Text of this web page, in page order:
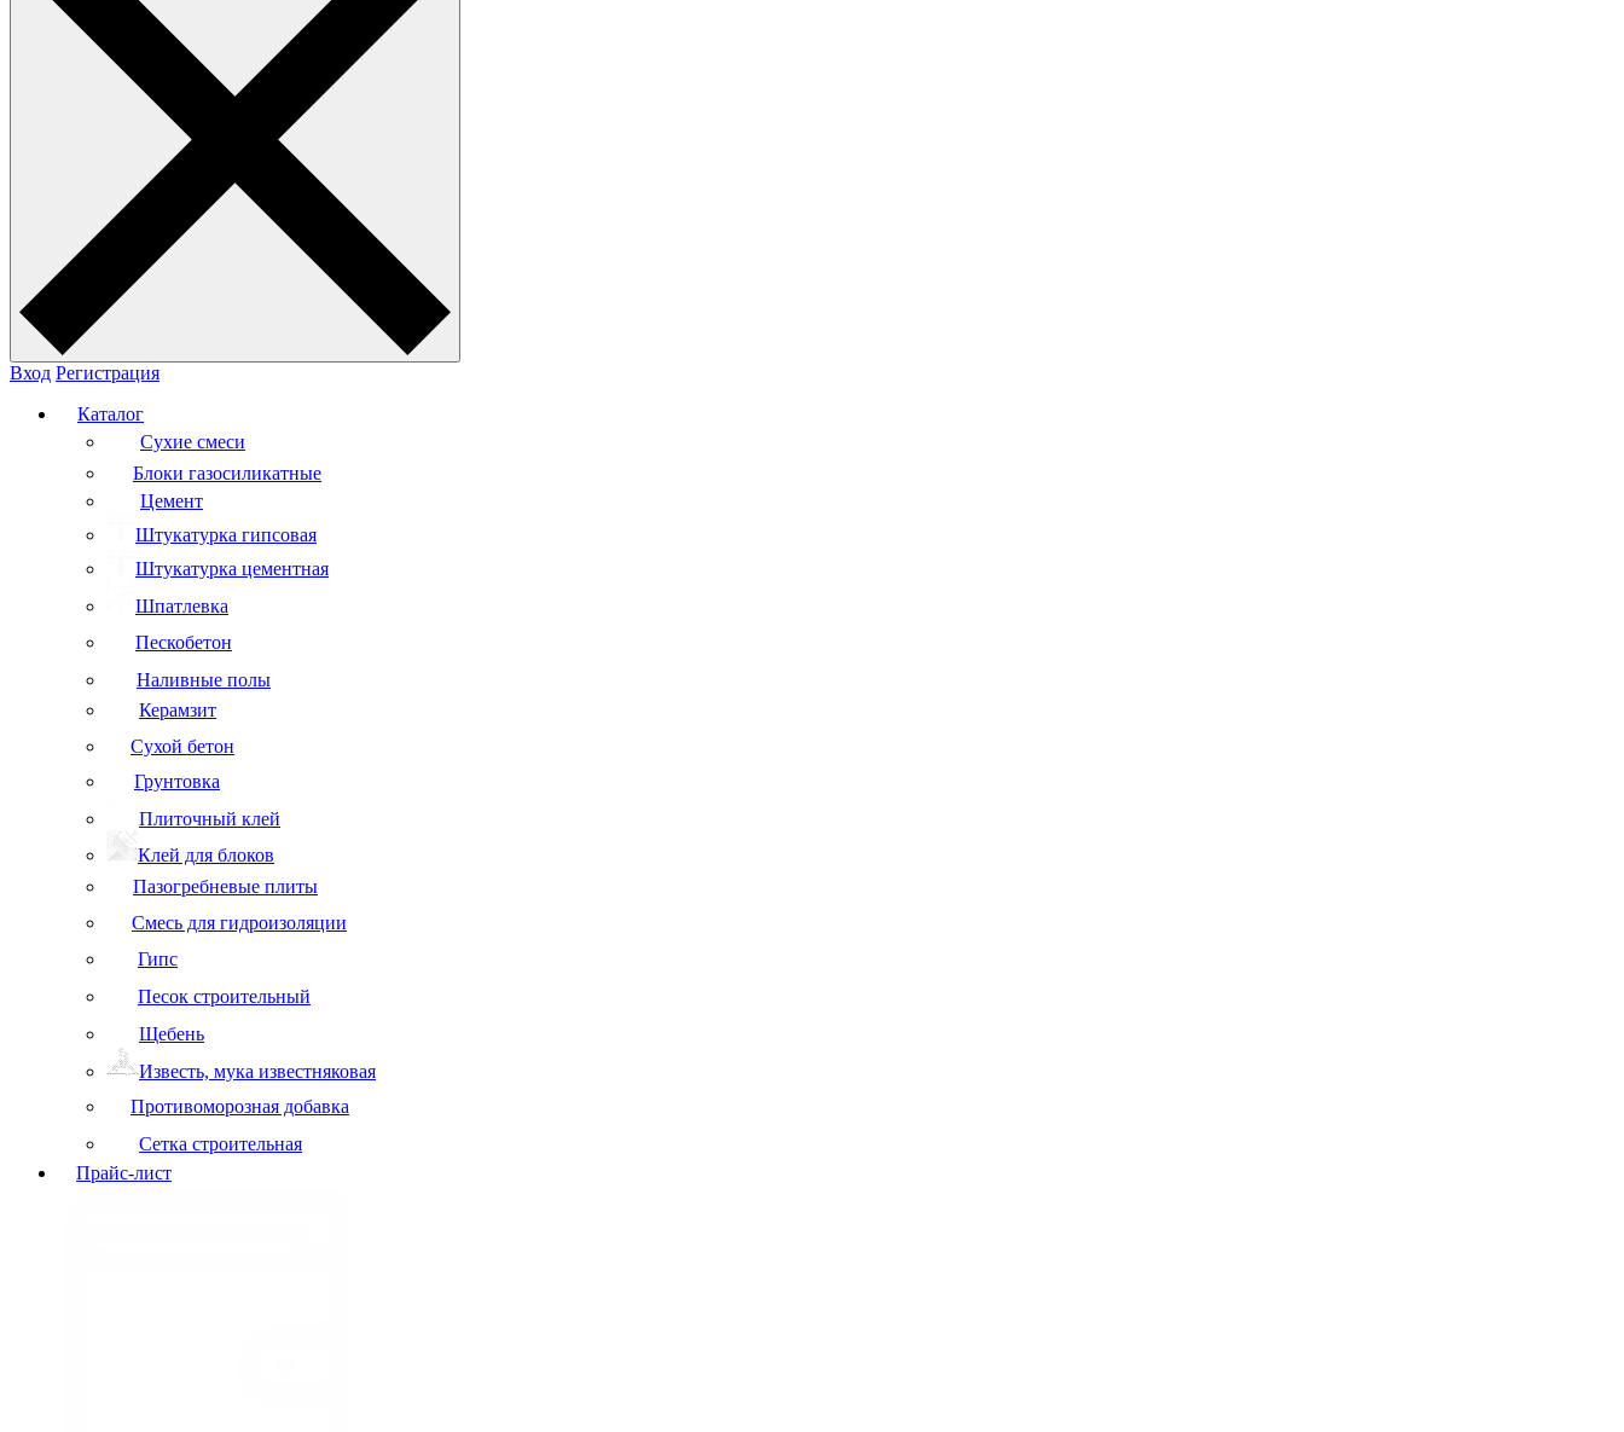
Вход Регистрация
Каталог
Сухие смеси
Блоки газосиликатные
Цемент
Штукатурка гипсовая
Штукатурка цементная
Шпатлевка
Пескобетон
Наливные полы
Керамзит
Сухой бетон
Грунтовка
Плиточный клей
Клей для блоков
Пазогребневые плиты
Смесь для гидроизоляции
Гипс
Песок строительный
Щебень
Известь, мука известняковая
Противоморозная добавка
Сетка строительная
Прайс-лист